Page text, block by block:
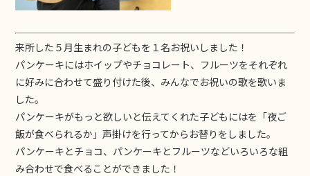
来所した５月生まれの子どもを１名お祝いしました！
パンケーキにはホイップやチョコレート、フルーツをそれぞれ
に好みに合わせて盛り付けた後、みんなでお祝いの歌を歌いま
した。
パンケーキがもっと欲しいと伝えてくれた子どもにはを「夜ご
飯が食べられるか」声掛けを行ってからお替りをしました。
パンケーキとチョコ、パンケーキとフルーツなどいろいろな組
み合わせで食べることができました！